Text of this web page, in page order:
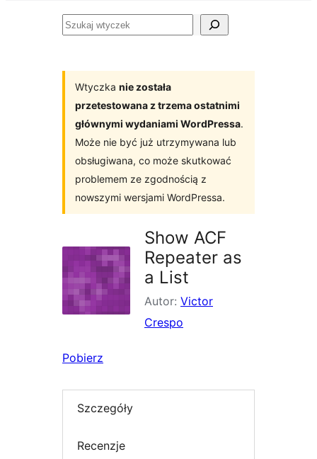
Szukaj
Wtyczka nie została
przetestowana z trzema ostatnimi
głównymi wydaniami WordPressa.
Może nie być już utrzymywana lub
obsługiwana, co może skutkować
problemem ze zgodnością z
nowszymi wersjami WordPressa.
Show ACF
Repeater as
a List
Autor: Victor
Crespo
Pobierz
Szczegóły
Recenzje